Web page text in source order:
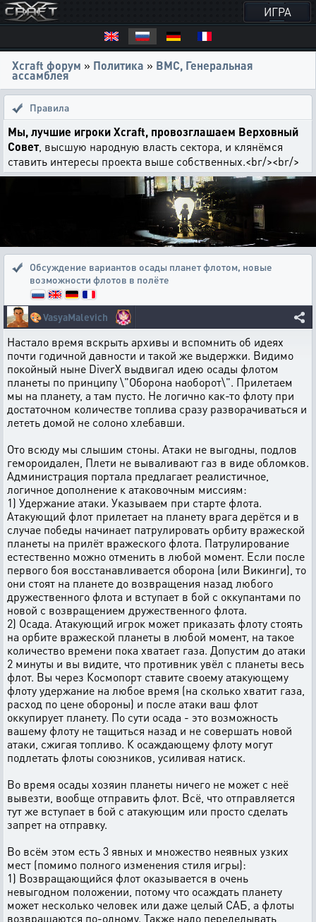
ИГРА
Xcraft форум » Политика » ВМС, Генеральная
ассамблея
Правила
Мы, лучшие игроки Xcraft, провозглашаем Верховный
Совет, высшую народную власть сектора, и клянёмся
ставить интересы проекта выше собственных.<br/><br/>
Обсуждение вариантов осады планет флотом, новые
возможности флотов в полёте
🎨VasyaMalevich
Настало время вскрыть архивы и вспомнить об идеях
почти годичной давности и такой же выдержки. Видимо
покойный ныне DiverX выдвигал идею осады флотом
планеты по принципу \"Оборона наоборот\". Прилетаем
мы на планету, а там пусто. Не логично как-то флоту при
достаточном количестве топлива сразу разворачиваться и
лететь домой не солоно хлебавши.
Ото всюду мы слышим стоны. Атаки не выгодны, подлов
гемороидален, Плети не вываливают газ в виде обломков.
Администрация портала предлагает реалистичное,
логичное дополнение к атаковочным миссиям:
1) Удержание атаки. Указываем при старте флота.
Атакующий флот прилетает на планету врага дерётся и в
случае победы начинает патрулировать орбиту вражеской
планеты на прилёт вражеского флота. Патрулирование
естественно можно отменить в любой момент. Если после
первого боя восстанавливается оборона (или Викинги), то
они стоят на планете до возвращения назад любого
дружественного флота и вступает в бой с оккупантами по
новой с возвращением дружественного флота.
2) Осада. Атакующий игрок может приказать флоту стоять
на орбите вражеской планеты в любой момент, на такое
количество времени пока хватает газа. Допустим до атаки
2 минуты и вы видите, что противник увёл с планеты весь
флот. Вы через Космопорт ставите своему атакующему
флоту удержание на любое время (на сколько хватит газа,
расход по цене обороны) и после атаки ваш флот
оккупирует планету. По сути осада - это возможность
вашему флоту не тащиться назад и не совершать новой
атаки, сжигая топливо. К осаждающему флоту могут
подлетать флоты союзников, усиливая натиск.
Во время осады хозяин планеты ничего не может с неё
вывезти, вообще отправить флот. Всё, что отправляется
тут же вступает в бой с атакующим или просто сделать
запрет на отправку.
Во всём этом есть 3 явных и множество неявных узких
мест (помимо полного изменения стиля игры):
1) Возвращающийся флот оказывается в очень
невыгодном положении, потому что осаждать планету
может несколько человек или даже целый САБ, а флоты
возвращаются по-одному. Также надо переделывать